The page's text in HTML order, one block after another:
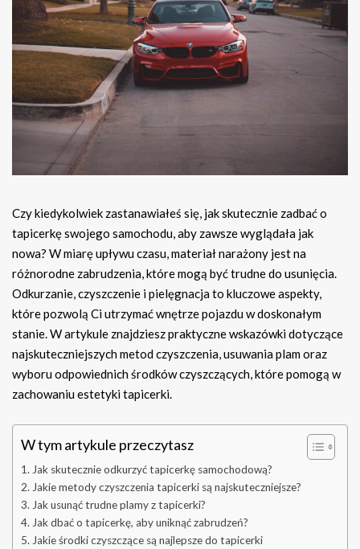
Czy kiedykolwiek zastanawiałeś się, jak skutecznie zadbać o
tapicerkę swojego samochodu, aby zawsze wyglądała jak
nowa? W miarę upływu czasu, materiał narażony jest na
różnorodne zabrudzenia, które mogą być trudne do usunięcia.
Odkurzanie, czyszczenie i pielęgnacja to kluczowe aspekty,
które pozwolą Ci utrzymać wnętrze pojazdu w doskonałym
stanie. W artykule znajdziesz praktyczne wskazówki dotyczące
najskuteczniejszych metod czyszczenia, usuwania plam oraz
wyboru odpowiednich środków czyszczących, które pomogą w
zachowaniu estetyki tapicerki.
W tym artykule przeczytasz
Jak skutecznie odkurzyć tapicerkę samochodową?
Jakie metody czyszczenia tapicerki są najskuteczniejsze?
Jak usunąć trudne plamy z tapicerki?
Jak dbać o tapicerkę, aby uniknąć zabrudzeń?
Jakie środki czyszczące są najlepsze do tapicerki